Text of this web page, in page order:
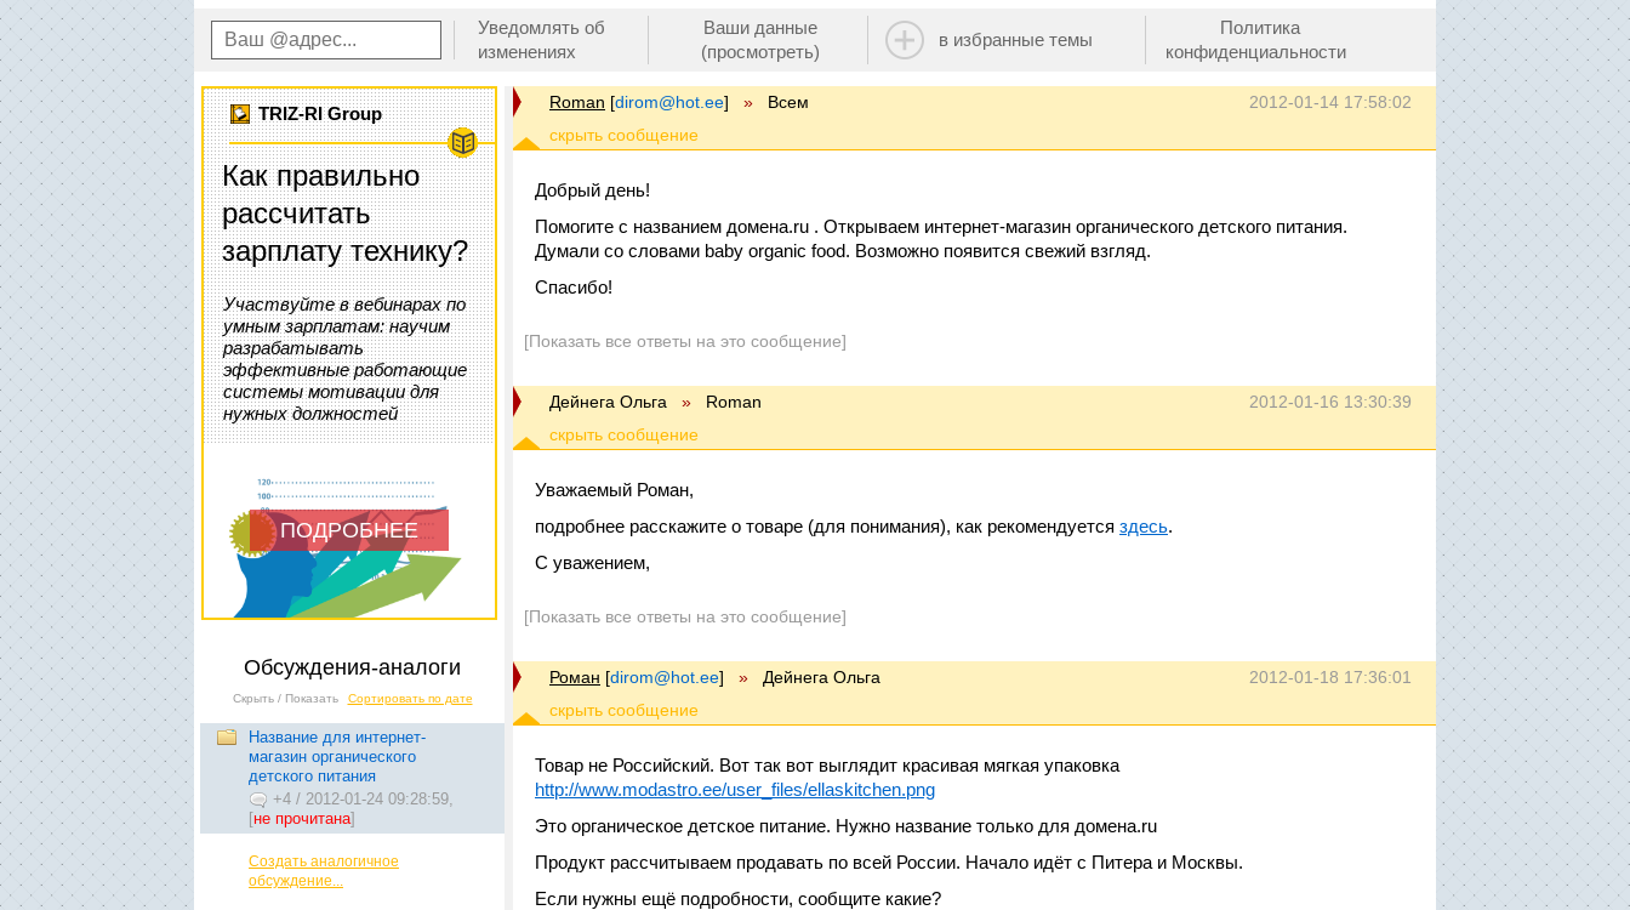
Уведомлять об
изменениях
Ваши данные
(просмотреть)
в избранные темы
Политика
конфиденциальности
TRIZ-RI Group
Как правильно
рассчитать
зарплату технику?
Участвуйте в вебинарах по
умным зарплатам: научим
разрабатывать
эффективные работающие
системы мотивации для
нужных должностей
ПОДРОБНЕЕ
Обсуждения-аналоги
Скрыть / Показать Сортировать по дате
Название для интернет-
магазин органического
детского питания
+4 / 2012-01-24 09:28:59,
[не прочитана]
Создать аналогичное
обсуждение...
2012-01-14 17:58:02
Roman [dirom@hot.ee] » Всем
Добрый день!
Помогите с названием домена.ru . Открываем интернет-магазин органического детского питания.
Думали со словами baby organic food. Возможно появится свежий взгляд.
Спасибо!
[Показать все ответы на это сообщение]
2012-01-16 13:30:39
Дейнега Ольга » Roman
Уважаемый Роман,
подробнее расскажите о товаре (для понимания), как рекомендуется здесь.
С уважением,
[Показать все ответы на это сообщение]
2012-01-18 17:36:01
Роман [dirom@hot.ee] » Дейнега Ольга
Товар не Российский. Вот так вот выглядит красивая мягкая упаковка
http://www.modastro.ee/user_files/ellaskitchen.png
Это органическое детское питание. Нужно название только для домена.ru
Продукт рассчитываем продавать по всей России. Начало идёт с Питера и Москвы.
Если нужны ещё подробности, сообщите какие?